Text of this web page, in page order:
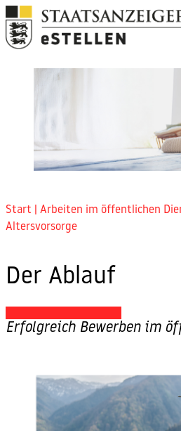
Skip to content
Start Arbeiten im öffentlichen
Altersvorsorge
Der Ablauf
Erfolgreich Bewerben im